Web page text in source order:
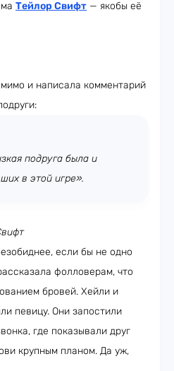
Тейлор Свифт — якобы её
и написала комментарий
подруга была и
в этой игре».
если бы не одно
фолловерам, что
бровей. Хейли и
певицу. Они запостили
где показывали друг
крупным планом. Да уж,